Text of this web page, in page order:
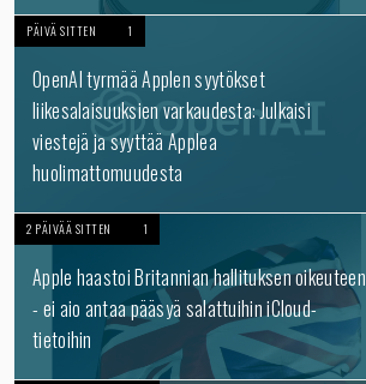
PÄIVÄ SITTEN 1
OpenAI tyrmää Applen syytökset
liikesalaisuuksien varkaudesta: Julkaisi
viestejä ja syyttää Applea
huolimattomuudesta
2 PÄIVÄÄ SITTEN 1
Apple haastoi Britannian hallituksen oikeuteen
- ei aio antaa pääsyä salattuihin iCloud-
tietoihin